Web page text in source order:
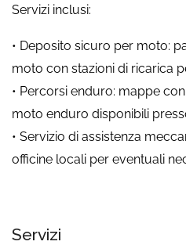
Servizi inclusi:
• Deposito sicuro per moto:
moto con stazioni di ricarica
• Percorsi enduro: mappe
moto enduro disponibili
• Servizio di assistenza
officine locali per eventuali
Servizi